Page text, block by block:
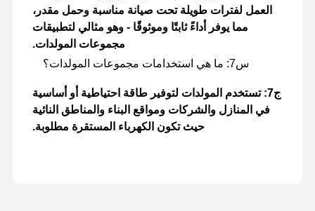
العمل لفترات طويلة تحت صيانة مناسبة وحمل مقدر،
مما يوفر أداءً ثابتًا وموثوقًا - وهو مثالي لتطبيقات
مجموعات المولدات.
س7: ما هي استخدامات مجموعات المولدات؟
ج7: تستخدم المولدات لتوفير طاقة احتياطية أو أساسية
في المنازل والشركات ومواقع البناء والمناطق النائية
حيث تكون الكهرباء المستقرة مطلوبة.